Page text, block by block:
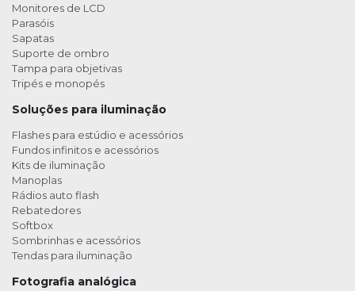
Monitores de LCD
Parasóis
Sapatas
Suporte de ombro
Tampa para objetivas
Tripés e monopés
Soluções para iluminação
Flashes para estúdio e acessórios
Fundos infinitos e acessórios
Kits de iluminação
Manoplas
Rádios auto flash
Rebatedores
Softbox
Sombrinhas e acessórios
Tendas para iluminação
Fotografia analógica